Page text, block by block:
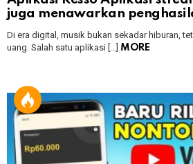
juga menawarkan
Di era digital, musik bukan sekadar hiburan,
uang. Salah satu aplikasi […] MORE